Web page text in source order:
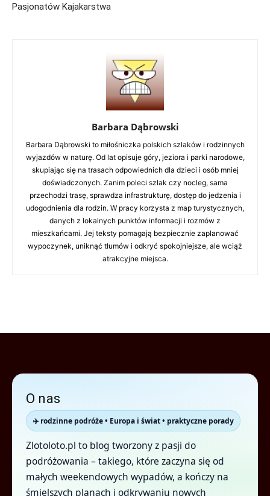
Pasjonatów Kajakarstwa
Barbara Dąbrowski
Barbara Dąbrowski to miłośniczka polskich szlaków i rodzinnych
wyjazdów w naturę. Od lat opisuje góry, jeziora i parki narodowe,
skupiając się na trasach odpowiednich dla dzieci i osób mniej
doświadczonych. Zanim poleci szlak czy nocleg, sama
przechodzi trasę, sprawdza infrastrukturę, dostęp do jedzenia i
udogodnienia dla rodzin. W pracy korzysta z map turystycznych,
danych z lokalnych punktów informacji i rozmów z
mieszkańcami. Jej teksty pomagają bezpiecznie zaplanować
wypoczynek, uniknąć tłumów i odkryć spokojniejsze, ale wciąż
atrakcyjne miejsca.
O nas
✈️ rodzinne podróże • Europa i świat • praktyczne porady
Zlotoloto.pl to blog tworzony z pasji do
podróżowania – takiego, które zaczyna się od
małych weekendowych wypadów, a kończy na
śmielszych planach i odkrywaniu nowych